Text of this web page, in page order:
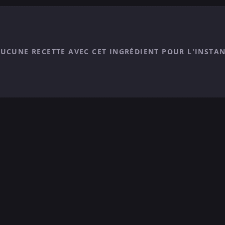
RECETTE AVEC CET INGRÉDIENT POUR